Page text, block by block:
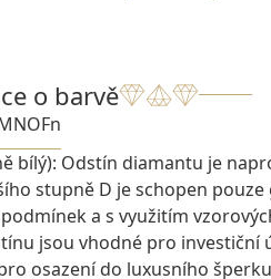
o barvě
NOFn
bílý): Odstín diamantu je
stupně D je schopen
a s využitím
jsou vhodné pro investiční
osazení do luxusního